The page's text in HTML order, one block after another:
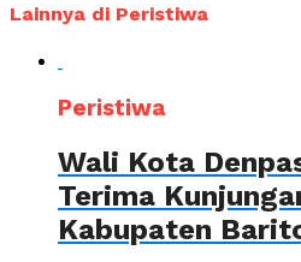
Lainnya di Peristiwa
Peristiwa
Wali Kota
Terima
Kabupaten